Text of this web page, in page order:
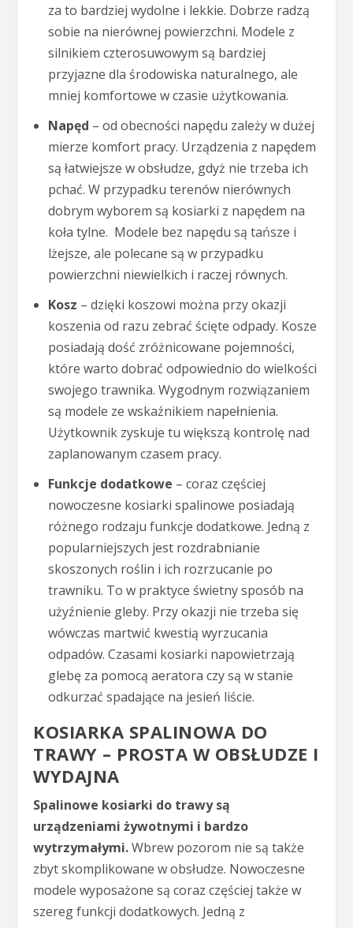
za to bardziej wydolne i lekkie. Dobrze radzą
sobie na nierównej powierzchni. Modele z
silnikiem czterosuwowym są bardziej
przyjazne dla środowiska naturalnego, ale
mniej komfortowe w czasie użytkowania.
Napęd – od obecności napędu zależy w dużej
mierze komfort pracy. Urządzenia z napędem
są łatwiejsze w obsłudze, gdyż nie trzeba ich
pchać. W przypadku terenów nierównych
dobrym wyborem są kosiarki z napędem na
koła tylne. Modele bez napędu są tańsze i
lżejsze, ale polecane są w przypadku
powierzchni niewielkich i raczej równych.
Kosz – dzięki koszowi można przy okazji
koszenia od razu zebrać ścięte odpady. Kosze
posiadają dość zróżnicowane pojemności,
które warto dobrać odpowiednio do wielkości
swojego trawnika. Wygodnym rozwiązaniem
są modele ze wskaźnikiem napełnienia.
Użytkownik zyskuje tu większą kontrolę nad
zaplanowanym czasem pracy.
Funkcje dodatkowe – coraz częściej
nowoczesne kosiarki spalinowe posiadają
różnego rodzaju funkcje dodatkowe. Jedną z
popularniejszych jest rozdrabnianie
skoszonych roślin i ich rozrzucanie po
trawniku. To w praktyce świetny sposób na
użyźnienie gleby. Przy okazji nie trzeba się
wówczas martwić kwestią wyrzucania
odpadów. Czasami kosiarki napowietrzają
glebę za pomocą aeratora czy są w stanie
odkurzać spadające na jesień liście.
KOSIARKA SPALINOWA DO
TRAWY – PROSTA W OBSŁUDZE I
WYDAJNA
Spalinowe kosiarki do trawy są
urządzeniami żywotnymi i bardzo
wytrzymałymi.Wbrew pozorom nie są także
zbyt skomplikowane w obsłudze. Nowoczesne
modele wyposażone są coraz częściej także w
szereg funkcji dodatkowych. Jedną z